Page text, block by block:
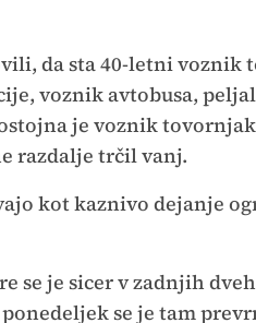
da sta 40-letni voznik
voznik avtobusa,
je voznik
razdalje trčil vanj.
kot kaznivo dejanje
se je sicer v zadnjih
se je tam